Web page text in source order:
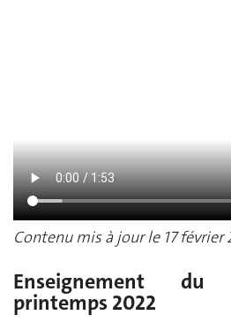
Contenu mis à jour le 17 février
Enseignement
printemps 2022